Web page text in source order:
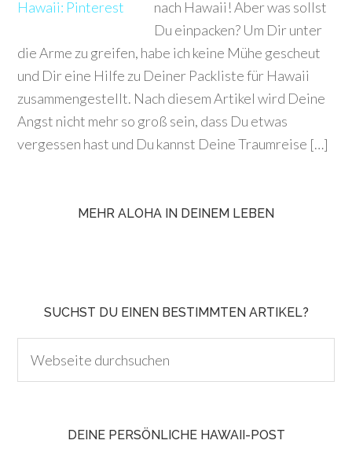
nach Hawaii! Aber was sollst
Du einpacken? Um Dir unter
die Arme zu greifen, habe ich keine Mühe gescheut
und Dir eine Hilfe zu Deiner Packliste für Hawaii
zusammengestellt. Nach diesem Artikel wird Deine
Angst nicht mehr so groß sein, dass Du etwas
vergessen hast und Du kannst Deine Traumreise […]
MEHR ALOHA IN DEINEM LEBEN
SUCHST DU EINEN BESTIMMTEN ARTIKEL?
DEINE PERSÖNLICHE HAWAII-POST